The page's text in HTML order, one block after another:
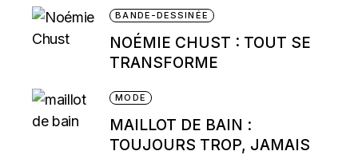
BANDE-DESSINÉE
NOÉMIE CHUST : TOUT SE
TRANSFORME
MODE
MAILLOT DE BAIN :
TOUJOURS TROP, JAMAIS